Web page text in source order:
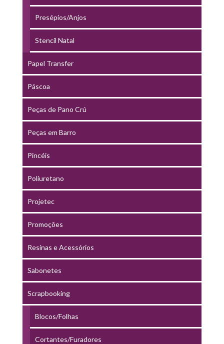
Presépios/Anjos
Stencil Natal
Papel Transfer
Páscoa
Peças de Pano Crú
Peças em Barro
Pincéis
Poliuretano
Projetec
Promoções
Resinas e Acessórios
Sabonetes
Scrapbooking
Blocos/Folhas
Cortantes/Furadores